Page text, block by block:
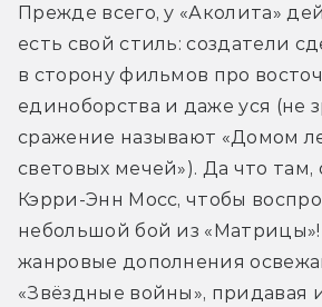
Прежде всего, у «Аколита»
есть свой стиль: создатели
в сторону фильмов про
единоборства и даже уся (не
сражение называют «Домом
световых мечей»). Да что там,
Кэрри-Энн Мосс, чтобы
небольшой бой из
жанровые дополнения
«Звёздные войны», придавая